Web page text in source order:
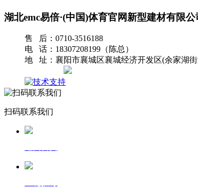
湖北emc易倍·(中国)体育官网新型建材有限公
售 后：0710-3516188
电 话：18307208199（陈总）
地 址：襄阳市襄城区襄城经济开发区(余家湖
扫码联系我们